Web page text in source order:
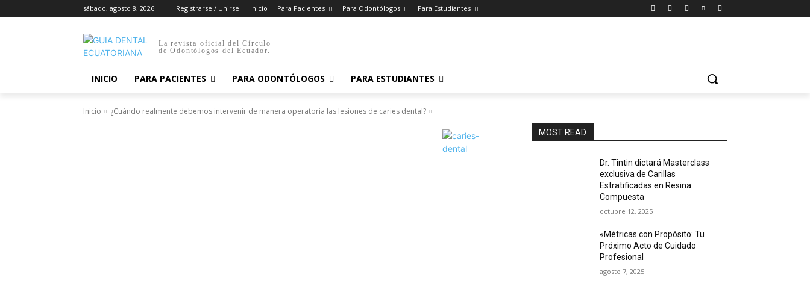
sábado, agosto 8, 2026 Registrarse / Unirse Inicio Para Pacientes Para Odontólogos Para Estudiantes
La revista oficial del Círculo
de Odontólogos del Ecuador.
INICIO PARA PACIENTES PARA ODONTÓLOGOS PARA ESTUDIANTES
Inicio ¿Cuándo realmente debemos intervenir de manera operatoria las lesiones de caries dental?
MOST READ
Dr. Tintin dictará Masterclass
exclusiva de Carillas
Estratificadas en Resina
Compuesta
octubre 12, 2025
«Métricas con Propósito: Tu
Próximo Acto de Cuidado
Profesional
agosto 7, 2025